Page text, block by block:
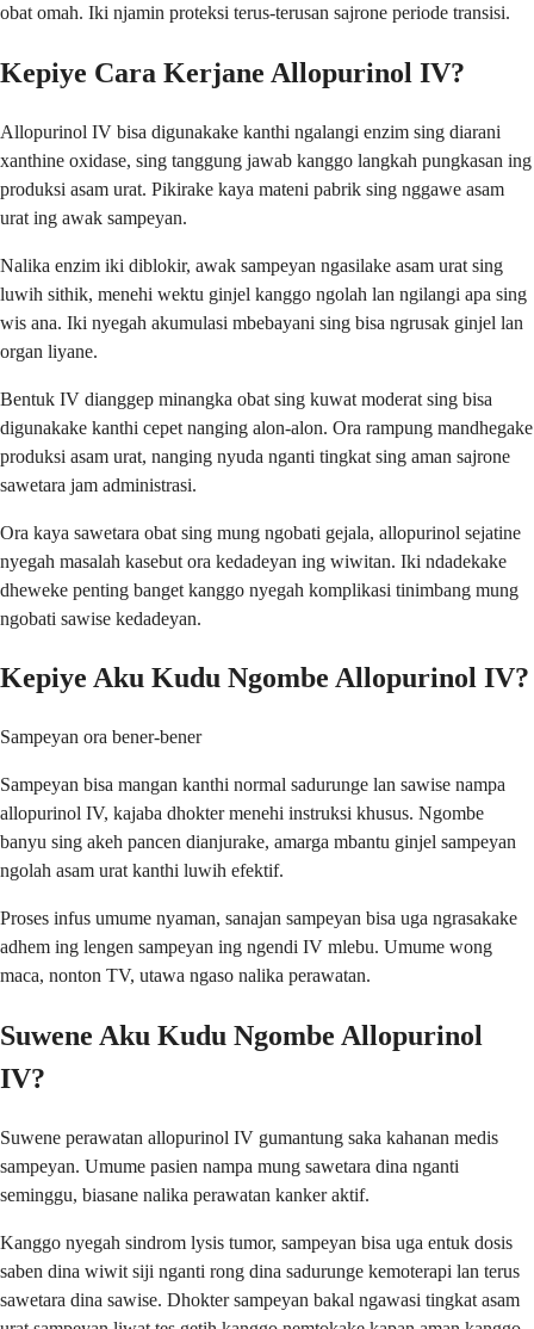
obat omah. Iki njamin proteksi terus-terusan sajrone periode transisi.
Kepiye Cara Kerjane Allopurinol IV?
Allopurinol IV bisa digunakake kanthi ngalangi enzim sing diarani
xanthine oxidase, sing tanggung jawab kanggo langkah pungkasan ing
produksi asam urat. Pikirake kaya mateni pabrik sing nggawe asam
urat ing awak sampeyan.
Nalika enzim iki diblokir, awak sampeyan ngasilake asam urat sing
luwih sithik, menehi wektu ginjel kanggo ngolah lan ngilangi apa sing
wis ana. Iki nyegah akumulasi mbebayani sing bisa ngrusak ginjel lan
organ liyane.
Bentuk IV dianggep minangka obat sing kuwat moderat sing bisa
digunakake kanthi cepet nanging alon-alon. Ora rampung mandhegake
produksi asam urat, nanging nyuda nganti tingkat sing aman sajrone
sawetara jam administrasi.
Ora kaya sawetara obat sing mung ngobati gejala, allopurinol sejatine
nyegah masalah kasebut ora kedadeyan ing wiwitan. Iki ndadekake
dheweke penting banget kanggo nyegah komplikasi tinimbang mung
ngobati sawise kedadeyan.
Kepiye Aku Kudu Ngombe Allopurinol IV?
Sampeyan ora bener-bener
Sampeyan bisa mangan kanthi normal sadurunge lan sawise nampa
allopurinol IV, kajaba dhokter menehi instruksi khusus. Ngombe
banyu sing akeh pancen dianjurake, amarga mbantu ginjel sampeyan
ngolah asam urat kanthi luwih efektif.
Proses infus umume nyaman, sanajan sampeyan bisa uga ngrasakake
adhem ing lengen sampeyan ing ngendi IV mlebu. Umume wong
maca, nonton TV, utawa ngaso nalika perawatan.
Suwene Aku Kudu Ngombe Allopurinol
IV?
Suwene perawatan allopurinol IV gumantung saka kahanan medis
sampeyan. Umume pasien nampa mung sawetara dina nganti
seminggu, biasane nalika perawatan kanker aktif.
Kanggo nyegah sindrom lysis tumor, sampeyan bisa uga entuk dosis
saben dina wiwit siji nganti rong dina sadurunge kemoterapi lan terus
sawetara dina sawise. Dhokter sampeyan bakal ngawasi tingkat asam